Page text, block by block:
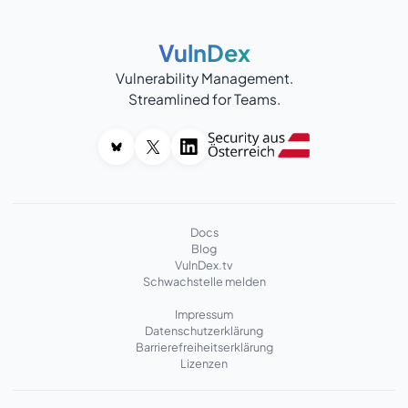
VulnDex
Vulnerability Management.
Streamlined for Teams.
Docs
Blog
VulnDex.tv
Schwachstelle melden
Impressum
Datenschutzerklärung
Barrierefreiheitserklärung
Lizenzen